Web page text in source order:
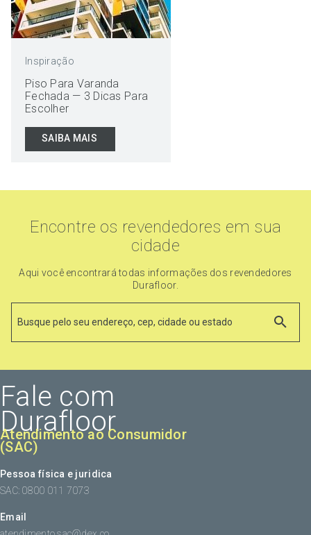
Inspiração
Piso Para Varanda
Fechada — 3 Dicas Para
Escolher
SAIBA MAIS
Encontre os revendedores em sua
cidade
Aqui você encontrará todas informações dos revendedores
Durafloor.
Fale com
Durafloor
Atendimento ao Consumidor
(SAC)
Pessoa física e juridica
SAC: 0800 011 7073
Email